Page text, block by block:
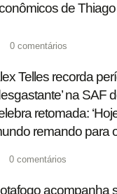
de
0 comentários
Telles recorda
na SAF
retomada:
remando para
0 comentários
acompanha